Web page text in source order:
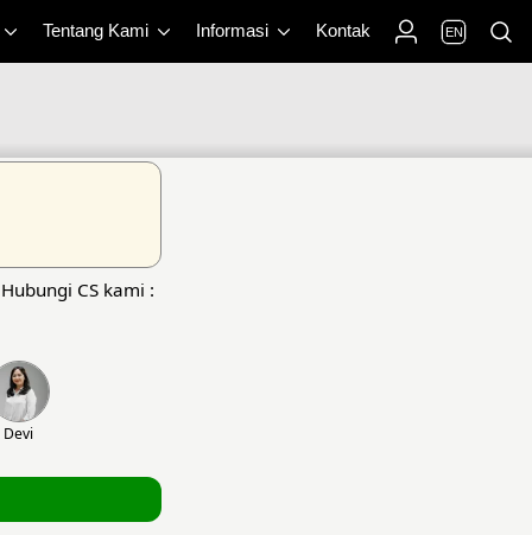
Tentang Kami Informasi Kontak EN
CS kami :
Devi